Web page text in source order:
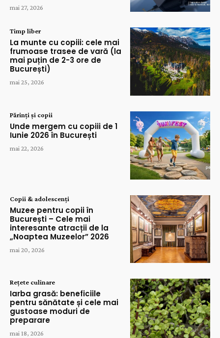
mai 27, 2026
Timp liber
La munte cu copiii: cele mai
frumoase trasee de vară (la
mai puțin de 2-3 ore de
București)
mai 25, 2026
Părinți și copii
Unde mergem cu copiii de 1
Iunie 2026 în București
mai 22, 2026
Copii & adolescenți
Muzee pentru copii în
București – Cele mai
interesante atracții de la
„Noaptea Muzeelor” 2026
mai 20, 2026
Rețete culinare
Iarba grasă: beneficiile
pentru sănătate și cele mai
gustoase moduri de
preparare
mai 18, 2026